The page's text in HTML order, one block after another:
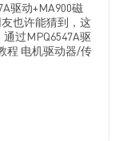
驱动+MA900磁
也许能猜到，这
过MPQ6547A驱
程 电机驱动器/传